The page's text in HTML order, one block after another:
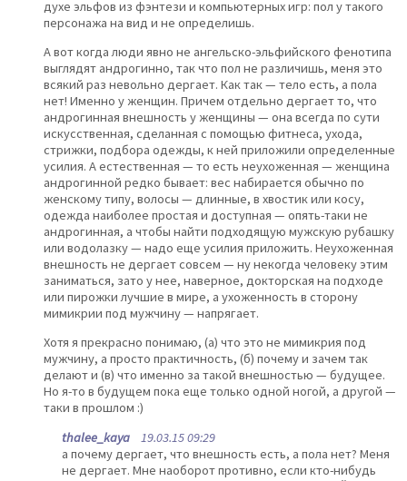
духе эльфов из фэнтези и компьютерных игр: пол у такого
персонажа на вид и не определишь.
А вот когда люди явно не ангельско-эльфийского фенотипа
выглядят андрогинно, так что пол не различишь, меня это
всякий раз невольно дергает. Как так — тело есть, а пола
нет! Именно у женщин. Причем отдельно дергает то, что
андрогинная внешность у женщины — она всегда по сути
искусственная, сделанная с помощью фитнеса, ухода,
стрижки, подбора одежды, к ней приложили определенные
усилия. А естественная — то есть неухоженная — женщина
андрогинной редко бывает: вес набирается обычно по
женскому типу, волосы — длинные, в хвостик или косу,
одежда наиболее простая и доступная — опять-таки не
андрогинная, а чтобы найти подходящую мужскую рубашку
или водолазку — надо еще усилия приложить. Неухоженная
внешность не дергает совсем — ну некогда человеку этим
заниматься, зато у нее, наверное, докторская на подходе
или пирожки лучшие в мире, а ухоженность в сторону
мимикрии под мужчину — напрягает.
Хотя я прекрасно понимаю, (а) что это не мимикрия под
мужчину, а просто практичность, (б) почему и зачем так
делают и (в) что именно за такой внешностью — будущее.
Но я-то в будущем пока еще только одной ногой, а другой —
таки в прошлом :)
thalee_kaya 19.03.15 09:29
а почему дергает, что внешность есть, а пола нет? Меня
не дергает. Мне наоборот противно, если кто-нибудь